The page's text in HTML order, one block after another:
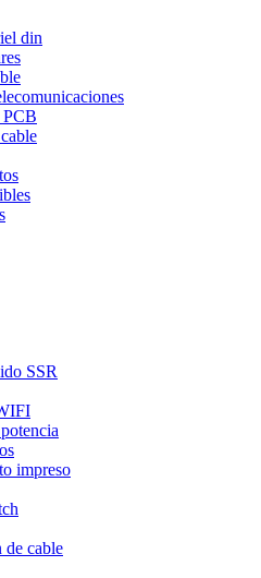
din
PCB
SSR
impreso
cable